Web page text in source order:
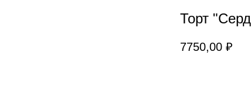
Торт
7750,00 ₽